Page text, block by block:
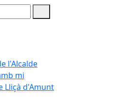
l'Alcalde
mi
Lliçà d'Amunt